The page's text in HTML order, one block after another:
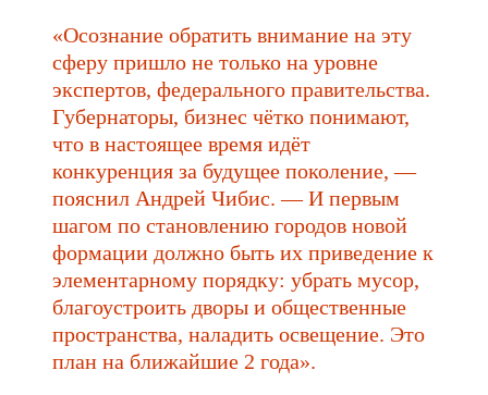
«Осознание обратить внимание на эту
сферу пришло не только на уровне
экспертов, федерального правительства.
Губернаторы, бизнес чётко понимают,
что в настоящее время идёт
конкуренция за будущее поколение, —
пояснил Андрей Чибис. — И первым
шагом по становлению городов новой
формации должно быть их приведение к
элементарному порядку: убрать мусор,
благоустроить дворы и общественные
пространства, наладить освещение. Это
план на ближайшие 2 года».